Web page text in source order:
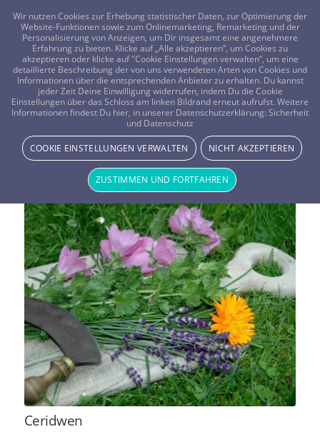
FRAGEN? KOSTENLOS ANRUFEN: 0800-8478266
Vistano Magazin Thema:
Mythologie
Ceridwen
Wir nutzen Cookies zur Erhebung statistischer Daten, zur Optimierung der
Website-Funktionen sowie zum Onlinemarketing, Remarketing und der
Personalisierung von Anzeigen, um Dir insgesamt eine angenehmere
Erfahrung zu bieten. Klicke auf „Alle akzeptieren“, um Cookies zu
akzeptieren oder klicke auf "Cookie Einstellungen verwalten“, um eine
detaillierte Beschreibung der von uns verwendeten Arten von Cookies und
Informationen über die entsprechenden Anbieter zu erhalten. Du kannst
jeder Zeit Deine Einwilligung widerrufen, indem Du die Cookie
Einstellungen über das Schloss am linken Bildrand erneut aufrufst. Weitere
Informationen findest Du hier, in unserer Datenschutzerklärung: Sicherheit
und Datenschutz
COOKIE EINSTELLUNGEN VERWALTEN NICHT AKZEPTIEREN
ZUSTIMMEN UND FORTFAHREN